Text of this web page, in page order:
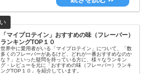
「マイプロテイン」おすすめの味（フレーバー）
ランキングTOP１０
世界中に愛用者がいる「マイプロテイン」について、「数
多くのフレーバーがあるけど、どれが一番おすすめなのか
な？」といった疑問を持っている方に、様々なランキン
グ・レビューを元に「おすすめの味（フレーバー）ランキ
ングTOP１０」を紹介しています。